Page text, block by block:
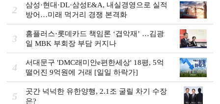
2
삼성·현대·DL·삼성E&A, 내실경영으로 실적
방어…미래 먹거리 경쟁 본격화
3
홈플러스·롯데카드 책임론 ‘겹악재’ …김광
일 MBK 부회장 부담 커지나
4
서대문구 'DMC래미안e편한세상' 18평, 5억
떨어진 9억원에 거래 [일일 하락가]
5
곳간 넉넉한 유한양행, 2.1조 굴릴 차기 수장
은?